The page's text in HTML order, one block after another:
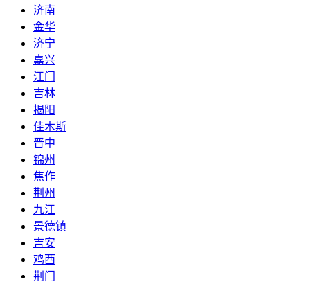
济南
金华
济宁
嘉兴
江门
吉林
揭阳
佳木斯
晋中
锦州
焦作
荆州
九江
景德镇
吉安
鸡西
荆门